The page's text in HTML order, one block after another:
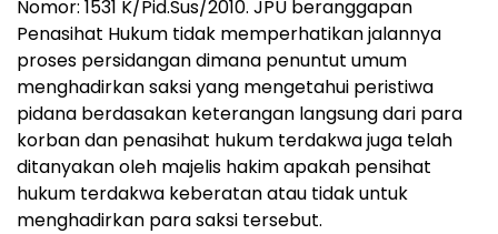
Nomor: 1531 K/Pid.Sus/2010. JPU beranggapan
Penasihat Hukum tidak memperhatikan jalannya
proses persidangan dimana penuntut umum
menghadirkan saksi yang mengetahui peristiwa
pidana berdasakan keterangan langsung dari para
korban dan penasihat hukum terdakwa juga telah
ditanyakan oleh majelis hakim apakah pensihat
hukum terdakwa keberatan atau tidak untuk
menghadirkan para saksi tersebut.